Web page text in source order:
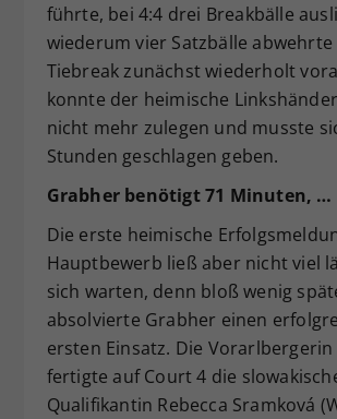
führte, bei 4:4 drei Breakbälle
wiederum vier Satzbälle
Tiebreak zunächst wiederholt
konnte der heimische
nicht mehr zulegen und musste
Stunden geschlagen geben.
Grabher benötigt 71 Minuten, …
Die erste heimische
Hauptbewerb ließ aber nicht viel
sich warten, denn bloß wenig
absolvierte Grabher einen
ersten Einsatz. Die Vorarlbergerin
fertigte auf Court 4 die
Qualifikantin Rebecca Sramková